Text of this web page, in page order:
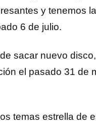
y tenemos
6 de julio.
sacar nuevo
el pasado 31 de
temas estrella de